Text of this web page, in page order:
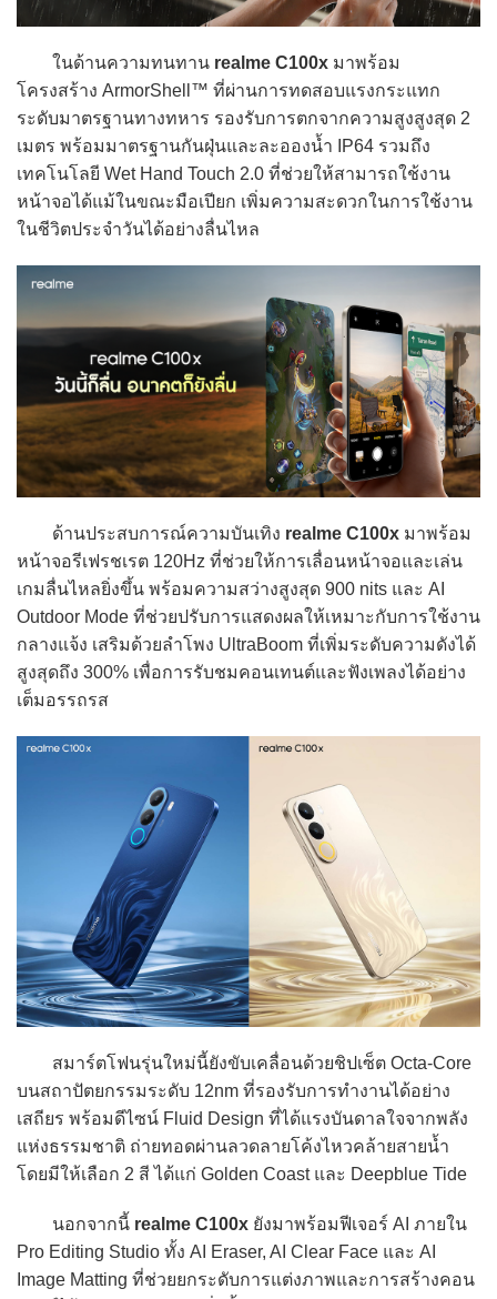
ในด้านความทนทาน realme C100x มาพร้อม
โครงสร้าง ArmorShell™ ที่ผ่านการทดสอบแรงกระแทก
ระดับมาตรฐานทางทหาร รองรับการตกจากความสูงสูงสุด 2
เมตร พร้อมมาตรฐานกันฝุ่นและละอองน้ำ IP64 รวมถึง
เทคโนโลยี Wet Hand Touch 2.0 ที่ช่วยให้สามารถใช้งาน
หน้าจอได้แม้ในขณะมือเปียก เพิ่มความสะดวกในการใช้งาน
ในชีวิตประจำวันได้อย่างลื่นไหล
ด้านประสบการณ์ความบันเทิง realme C100x มาพร้อม
หน้าจอรีเฟรชเรต 120Hz ที่ช่วยให้การเลื่อนหน้าจอและเล่น
เกมลื่นไหลยิ่งขึ้น พร้อมความสว่างสูงสุด 900 nits และ AI
Outdoor Mode ที่ช่วยปรับการแสดงผลให้เหมาะกับการใช้งาน
กลางแจ้ง เสริมด้วยลำโพง UltraBoom ที่เพิ่มระดับความดังได้
สูงสุดถึง 300% เพื่อการรับชมคอนเทนต์และฟังเพลงได้อย่าง
เต็มอรรถรส
สมาร์ตโฟนรุ่นใหม่นี้ยังขับเคลื่อนด้วยชิปเซ็ต Octa-Core
บนสถาปัตยกรรมระดับ 12nm ที่รองรับการทำงานได้อย่าง
เสถียร พร้อมดีไซน์ Fluid Design ที่ได้แรงบันดาลใจจากพลัง
แห่งธรรมชาติ ถ่ายทอดผ่านลวดลายโค้งไหวคล้ายสายน้ำ
โดยมีให้เลือก 2 สี ได้แก่ Golden Coast และ Deepblue Tide
นอกจากนี้ realme C100x ยังมาพร้อมฟีเจอร์ AI ภายใน
Pro Editing Studio ทั้ง AI Eraser, AI Clear Face และ AI
Image Matting ที่ช่วยยกระดับการแต่งภาพและการสร้างคอน